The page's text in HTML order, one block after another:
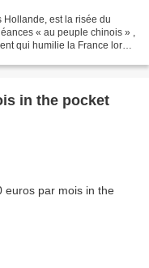
Hollande, est la risée du
« au peuple chinois » ,
qui humilie la France lors
in the pocket